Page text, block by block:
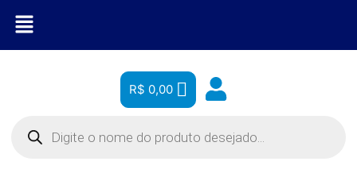
R$ 0,00